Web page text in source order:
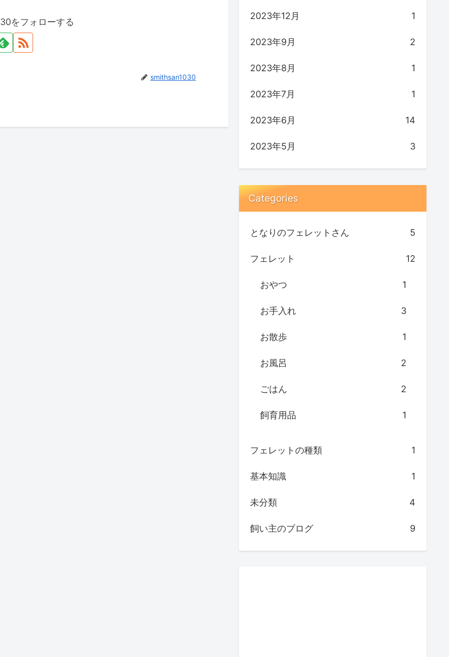
をフォローする
smithsan1030
2023年12月 1
2023年9月 2
2023年8月 1
2023年7月 1
2023年6月 14
2023年5月 3
Categories
となりのフェレットさん 5
フェレット 12
おやつ 1
お手入れ 3
お散歩 1
お風呂 2
ごはん 2
飼育用品 1
フェレットの種類 1
基本知識 1
未分類 4
飼い主のブログ 9